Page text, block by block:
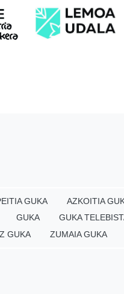
GUKA AZKOITIA
GUKA
GUKA
GUKA
ZUMAIA GUKA